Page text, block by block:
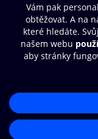
Další zábava
© O2 Czech Republic
Zásady zpracování